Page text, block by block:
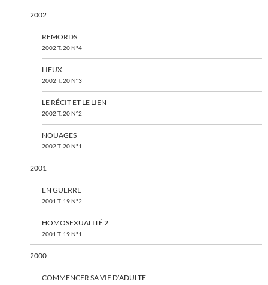
2002
REMORDS
2002 T. 20 N°4
LIEUX
2002 T. 20 N°3
LE RÉCIT ET LE LIEN
2002 T. 20 N°2
NOUAGES
2002 T. 20 N°1
2001
EN GUERRE
2001 T. 19 N°2
HOMOSEXUALITÉ 2
2001 T. 19 N°1
2000
COMMENCER SA VIE D’ADULTE